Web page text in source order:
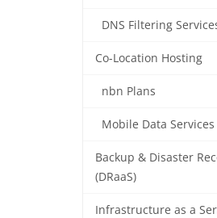
DNS Filtering
Co-Location Hosting
nbn Plans
Mobile Data Services
Backup & Disaster
(DRaaS)
Infrastructure as a